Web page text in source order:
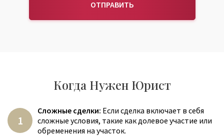
ОТПРАВИТЬ
Когда Нужен Юрист
Сложные сделки: Если сделка включает в себя
сложные условия, такие как долевое участие или
обременения на участок.